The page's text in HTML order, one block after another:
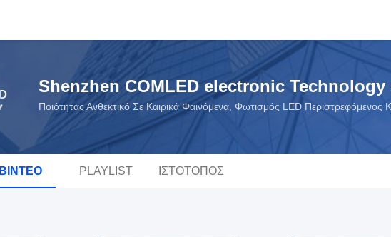
Shenzhen COMLED electronic Technology
Ποιότητας Ανθεκτικό Σε Καιρικά Φαινόμενα, Φωτισμός LED
ΒΊΝΤΕΟ PLAYLIST ΙΣΤΌΤΟΠΟΣ